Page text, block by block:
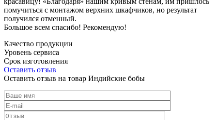
помучиться с монтажом верхних шкафчиков, но результат
получился отменный.
Большое всем спасибо! Рекомендую!
Качество продукции
Уровень сервиса
Срок изготовления
Оставить отзыв
Оставить отзыв на товар Индийские бобы